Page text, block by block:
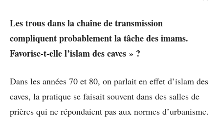
Les trous dans la chaîne de transmission
compliquent probablement la tâche des imams.
Favorise-t-elle l’islam des caves » ?
Dans les années 70 et 80, on parlait en effet d’islam des
caves, la pratique se faisait souvent dans des salles de
prières qui ne répondaient pas aux normes d’urbanisme.